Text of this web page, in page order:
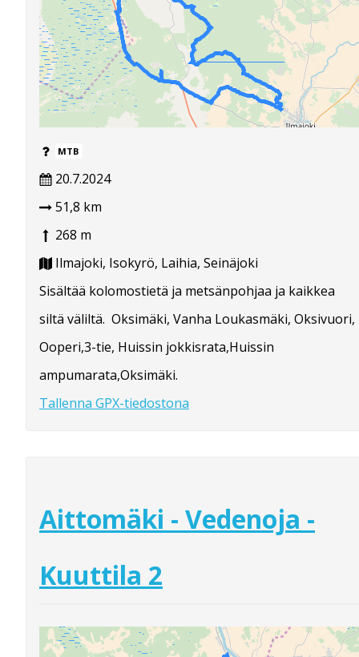
MTB
20.7.2024
51,8 km
268 m
Ilmajoki, Isokyrö, Laihia, Seinäjoki
Sisältää kolomostietä ja metsänpohjaa ja kaikkea
siltä väliltä. Oksimäki, Vanha Loukasmäki, Oksivuori,
Ooperi,3-tie, Huissin jokkisrata,Huissin
ampumarata,Oksimäki.
Tallenna GPX-tiedostona
Aittomäki - Vedenoja -
Kuuttila 2